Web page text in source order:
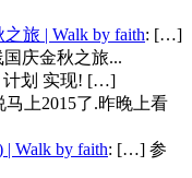
旅 | Walk by faith: […]
庆金秋之旅...
划 实现! […]
上2015了.昨晚上看
| Walk by faith: […] 参